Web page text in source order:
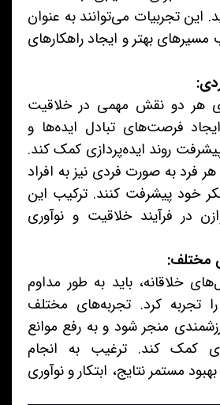
این تجربیات می‌توانند به عنوان
مسیرهای بهتر و ایجاد راهکارهای
هر دو نقش مهمی در خلاقیت
فرصت‌های تبادل ایده‌ها و
روند ایده‌پردازی کمک کند.
فرد به صورت فردی نیز به افراد
خود پیشرفت کنند. ترکیب این
در فرآیند خلاقیت و نوآوری
مختلف:
خلاقانه، باید به طور مداوم
تجربه کرد. تجربه‌های مختلف
منجر شود و به رفع موانع
کمک کند. ترغیب به انجام
مستمر نتایج، ابتکار و نوآوری